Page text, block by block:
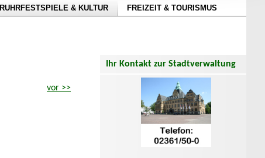
RUHRFESTSPIELE & KULTUR FREIZEIT & TOURISMUS
vor >>
Ihr Kontakt zur Stadtverwaltung